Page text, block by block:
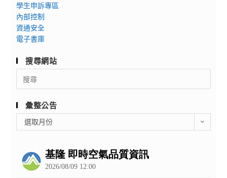
學生申訴專區
內部控制
資通安全
電子書庫
搜尋網站
Search
for:
彙整公告
整
選取月份